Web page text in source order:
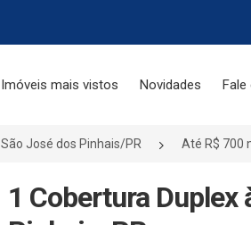
Imóveis mais vistos Novidades
São José dos Pinhais/PR Até R$ 700
1 Cobertura Duplex